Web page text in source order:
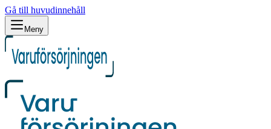
Gå till huvudinnehåll
Meny